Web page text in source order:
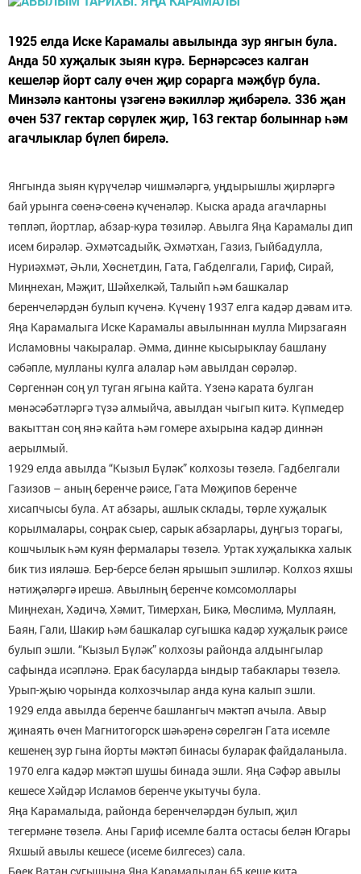
1925 елда Иске Карамалы авылында зур янгын була.
Анда 50 хуҗалык зыян күрә. Бернәрсәсез калган
кешеләр йорт салу өчен җир сорарга мәҗбүр була.
Минзәлә кантоны үзәгенә вәкилләр җибәрелә. 336 җан
өчен 537 гектар сөрүлек җир, 163 гектар болыннар һәм
агачлыклар бүлеп бирелә.
Янгында зыян күрүчеләр чишмәләргә, уңдырышлы җирләргә
бай урынга сөенә-сөенә күченәләр. Кыска арада агачларны
төпләп, йортлар, абзар-кура төзиләр. Авылга Яңа Карамалы дип
исем бирәләр. Әхмәтсадыйк, Әхмәтхан, Газиз, Гыйбадулла,
Нуриәхмәт, Әһли, Хөснетдин, Гата, Габделгали, Гариф, Сирай,
Миңнехан, Мәҗит, Шәйхелкәй, Талыйп һәм башкалар
беренчеләрдән булып күченә. Күченү 1937 елга кадәр дәвам итә.
Яңа Карамалыга Иске Карамалы авылыннан мулла Мирзагаян
Исламовны чакыралар. Әмма, динне кысырыклау башлану
сәбәпле, мулланы кулга алалар һәм авылдан сөрәләр.
Сөргеннән соң ул туган ягына кайта. Үзенә карата булган
мөнәсәбәтләргә түзә алмыйча, авылдан чыгып китә. Күпмедер
вакыттан соң янә кайта һәм гомере ахырына кадәр диннән
аерылмый.
1929 елда авылда “Кызыл Бүләк” колхозы төзелә. Гадбелгали
Газизов – аның беренче рәисе, Гата Мөҗипов беренче
хисапчысы була. Ат абзары, ашлык склады, төрле хуҗалык
корылмалары, соңрак сыер, сарык абзарлары, дуңгыз торагы,
кошчылык һәм куян фермалары төзелә. Уртак хуҗалыкка халык
бик тиз ияләшә. Бер-берсе белән ярышып эшлиләр. Колхоз яхшы
нәтиҗәләргә ирешә. Авылның беренче комсомоллары
Миңнехан, Хәдичә, Хәмит, Тимерхан, Бикә, Мөслимә, Муллаян,
Баян, Гали, Шакир һәм башкалар сугышка кадәр хуҗалык рәисе
булып эшли. “Кызыл Бүләк” колхозы районда алдынгылар
сафында исәпләнә. Ерак басуларда ындыр табаклары төзелә.
Урып-җыю чорында колхозчылар анда куна калып эшли.
1929 елда авылда беренче башлангыч мәктәп ачыла. Авыр
җинаять өчен Магнитогорск шәһәренә сөрелгән Гата исемле
кешенең зур гына йорты мәктәп бинасы буларак файдаланыла.
1970 елга кадәр мәктәп шушы бинада эшли. Яңа Сәфәр авылы
кешесе Хәйдәр Исламов беренче укытучы була.
Яңа Карамалыда, районда беренчеләрдән булып, җил
тегермәне төзелә. Аны Гариф исемле балта остасы белән Югары
Яхшый авылы кешесе (исеме билгесез) сала.